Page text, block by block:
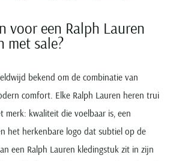
voor een Ralph Lauren
met sale?
bekend om de combinatie van
comfort. Elke Ralph Lauren heren trui
merk: kwaliteit die voelbaar is, een
het herkenbare logo dat subtiel op de
een Ralph Lauren kledingstuk zit in zijn